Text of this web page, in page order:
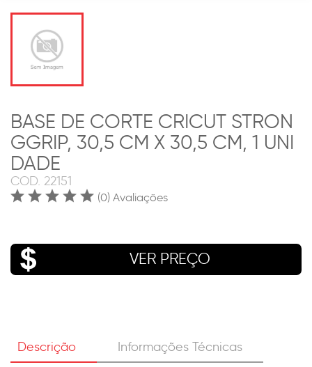
BASE DE CORTE CRICUT STRON
GGRIP, 30,5 CM X 30,5 CM, 1 UNI
DADE
COD. 22151
(0) Avaliações
VER PREÇO
Descrição Informações Técnicas